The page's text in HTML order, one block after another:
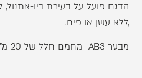
הדגם פועל על בעירת ביו-אתנול,
,ללא עשן או פיח.
מבער AB3 מחמם חלל של 20 מ"ר